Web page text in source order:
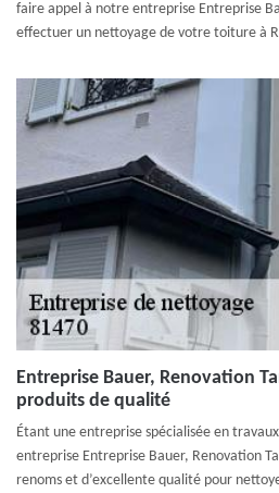
faire appel à notre entreprise Entreprise
effectuer un nettoyage de votre toiture à
Entreprise Bauer, Renovation
produits de qualité
Étant une entreprise spécialisée en
entreprise Entreprise Bauer, Renovation
renoms et d’excellente qualité pour